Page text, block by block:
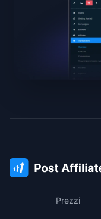
Prezzi